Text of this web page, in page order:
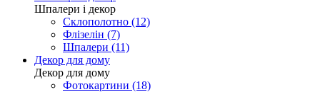
Шпалери і декор
Склополотно (12)
Флізелін (7)
Шпалери (11)
Декор для дому
Декор для дому
Фотокартини (18)